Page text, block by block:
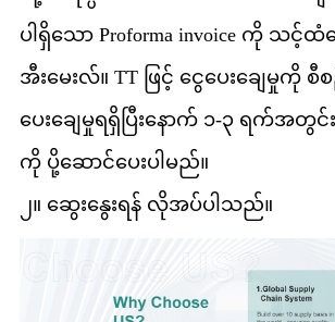
ပါရှိသော Proforma invoice ကို သင့်ထံ
အီးမေးလ်။ TT ဖြင့် ငွေပေးချေမှုကို စီစ
ပေးချေမှုရရှိပြီးနောက် ၁-၃ ရက်အတွင်း
ကို ပို့ဆောင်ပေးပါမည်။
၂။ ဆွေးနွေးရန် လိုအပ်ပါသည်။